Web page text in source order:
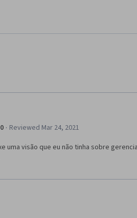
· Reviewed Mar 24, 2021
uma visão que eu não tinha sobre